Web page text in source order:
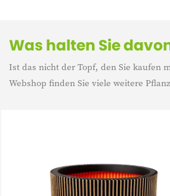
Was halten Sie
Ist das nicht der Topf, den Sie kaufen
Webshop finden Sie viele weitere